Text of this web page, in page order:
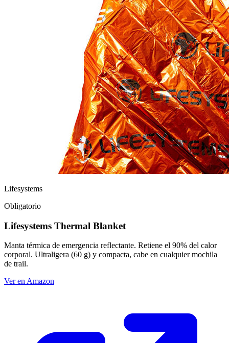
Lifesystems
Obligatorio
Lifesystems Thermal Blanket
Manta térmica de emergencia reflectante. Retiene el 90% del calor
corporal. Ultraligera (60 g) y compacta, cabe en cualquier mochila
de trail.
Ver en Amazon